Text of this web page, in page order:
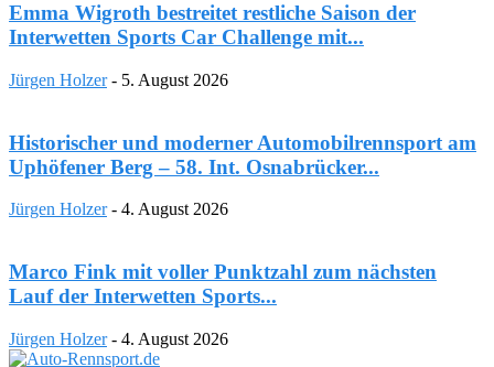
Emma Wigroth bestreitet restliche Saison der
Interwetten Sports Car Challenge mit...
Jürgen Holzer - 5. August 2026
Historischer und moderner Automobilrennsport am
Uphöfener Berg – 58. Int. Osnabrücker...
Jürgen Holzer - 4. August 2026
Marco Fink mit voller Punktzahl zum nächsten
Lauf der Interwetten Sports...
Jürgen Holzer - 4. August 2026